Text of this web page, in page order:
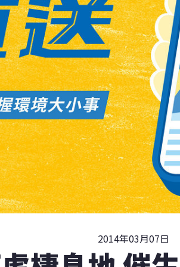
2014年03月07日